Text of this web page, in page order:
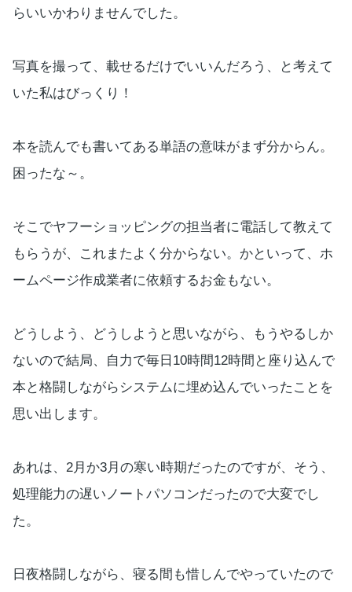
らいいかわりませんでした。
写真を撮って、載せるだけでいいんだろう、と考えて
いた私はびっくり！
本を読んでも書いてある単語の意味がまず分からん。
困ったな～。
そこでヤフーショッピングの担当者に電話して教えて
もらうが、これまたよく分からない。かといって、ホ
ームページ作成業者に依頼するお金もない。
どうしよう、どうしようと思いながら、もうやるしか
ないので結局、自力で毎日10時間12時間と座り込んで
本と格闘しながらシステムに埋め込んでいったことを
思い出します。
あれは、2月か3月の寒い時期だったのですが、そう、
処理能力の遅いノートパソコンだったので大変でし
た。
日夜格闘しながら、寝る間も惜しんでやっていたので